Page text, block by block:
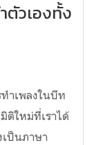
ตัวเองทั้ง
ำเพลงในบีท
ติใหม่ที่เราได้
ป็นภาษา